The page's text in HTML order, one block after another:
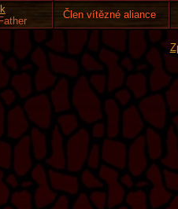
Člen vítězné aliance